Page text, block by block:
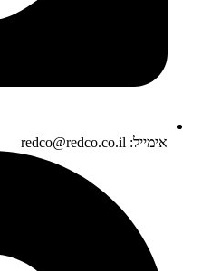
אימייל: redco@redco.co.il